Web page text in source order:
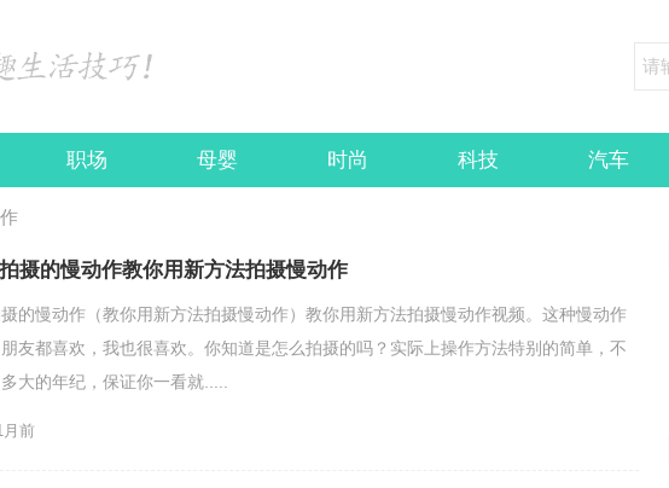
职场 母婴 时尚 科技 汽车
摄的慢动作教你用新方法拍摄慢动作
的慢动作（教你用新方法拍摄慢动作）教你用新方法拍摄慢动作视频。这种慢动作
友都喜欢，我也很喜欢。你知道是怎么拍摄的吗？实际上操作方法特别的简单，不
大的年纪，保证你一看就.....
前